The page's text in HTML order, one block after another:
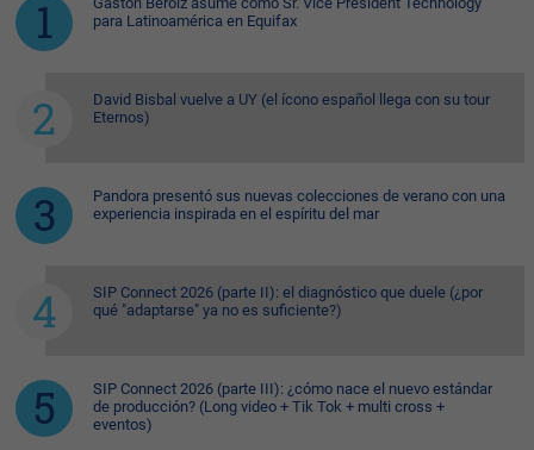
para Latinoamérica en Equifax
David Bisbal vuelve a UY (el ícono español llega con su tour
Eternos)
Pandora presentó sus nuevas colecciones de verano con una
experiencia inspirada en el espíritu del mar
SIP Connect 2026 (parte II): el diagnóstico que duele (¿por
qué "adaptarse" ya no es suficiente?)
SIP Connect 2026 (parte III): ¿cómo nace el nuevo estándar
de producción? (Long video + Tik Tok + multi cross +
eventos)